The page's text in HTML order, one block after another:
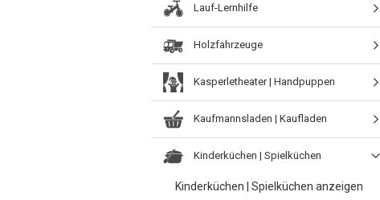
Lauf-Lernhilfe
Holzfahrzeuge
Kasperletheater | Handpuppen
Kaufmannsladen | Kaufladen
Kinderküchen | Spielküchen
Kinderküchen | Spielküchen anzeigen